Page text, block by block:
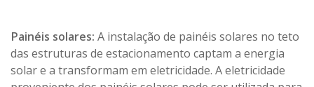
Painéis solares: A instalação de painéis solares no teto
das estruturas de estacionamento captam a energia
solar e a transformam em eletricidade. A eletricidade